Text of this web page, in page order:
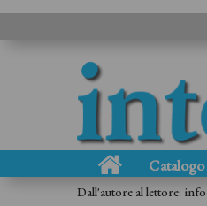
Catalogo
Dall'autore al lettore: